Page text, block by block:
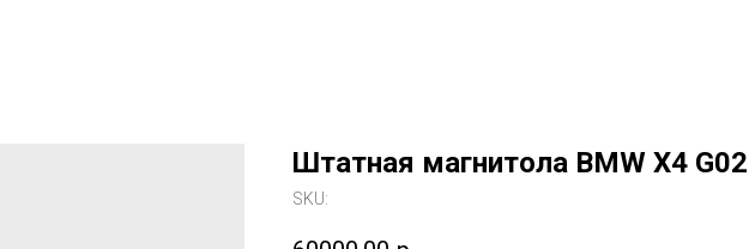
Штатная магнитола BMW X4
SKU: